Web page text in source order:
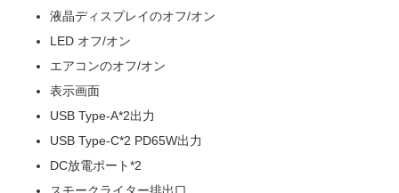
液晶ディスプレイのオフ/オン
LED オフ/オン
エアコンのオフ/オン
表示画面
USB Type-A*2出力
USB Type-C*2 PD65W出力
DC放電ポート*2